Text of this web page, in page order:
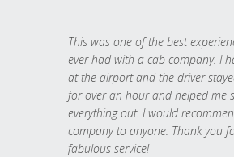
This was one of the best
ever had with a cab company. I
at the airport and the driver
for over an hour and helped me
everything out. I would
company to anyone. Thank you
fabulous service!